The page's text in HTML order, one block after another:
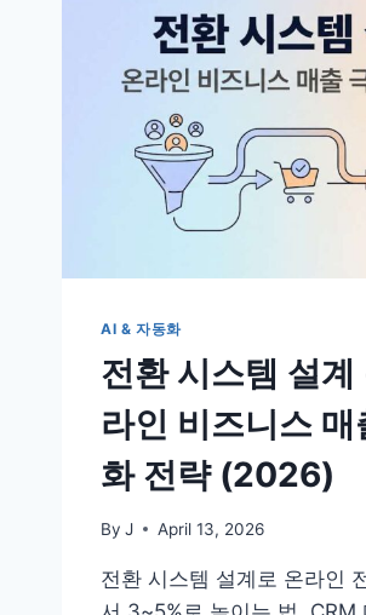
AI & 자동화
전환 시스템 설계
라인 비즈니스 매
화 전략 (2026)
By J April 13, 2026
전환 시스템 설계로 온라인